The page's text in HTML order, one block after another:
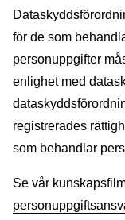
för de som
personuppgifter
enlighet med
registrerades
som behandlar
Se vår